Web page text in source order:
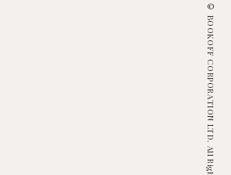
© BOOKOFF CORPORATION LTD. All Rights Reserved.